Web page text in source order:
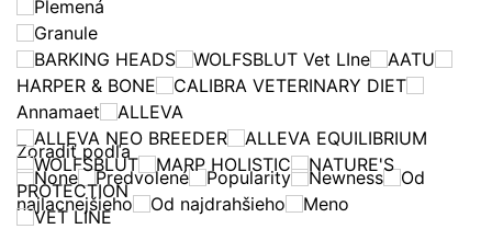
Plemená
Granule
BARKING HEADS
WOLFSBLUT Vet LIne
AATU
HARPER & BONE
CALIBRA VETERINARY DIET
Annamaet
ALLEVA
ALLEVA NEO BREEDER
ALLEVA EQUILIBRIUM
WOLFSBLUT
MARP HOLISTIC
NATURE'S
PROTECTION
VET LINE
Zoradiť podľa
None
Predvolené Popularity Newness
Od
najlacnejšieho
Od najdrahšieho Meno